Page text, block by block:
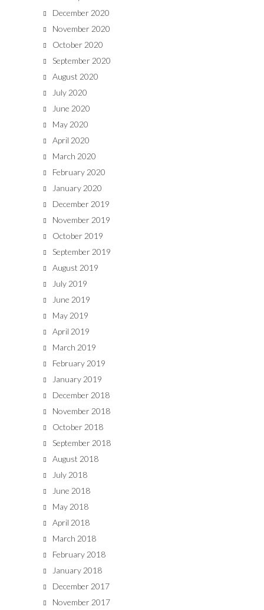
December 2020
November 2020
October 2020
September 2020
August 2020
July 2020
June 2020
May 2020
April 2020
March 2020
February 2020
January 2020
December 2019
November 2019
October 2019
September 2019
August 2019
July 2019
June 2019
May 2019
April 2019
March 2019
February 2019
January 2019
December 2018
November 2018
October 2018
September 2018
August 2018
July 2018
June 2018
May 2018
April 2018
March 2018
February 2018
January 2018
December 2017
November 2017